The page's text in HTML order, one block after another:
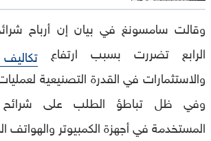
وقالت سامسونغ في بيان إن أرباح
الرابع تضررت بسبب ارتفاع
والاستثمارات في القدرة التصنيعية
وفي ظل تباطؤ الطلب على شرائح
المستخدمة في أجهزة الكمبيوتر والهواتف